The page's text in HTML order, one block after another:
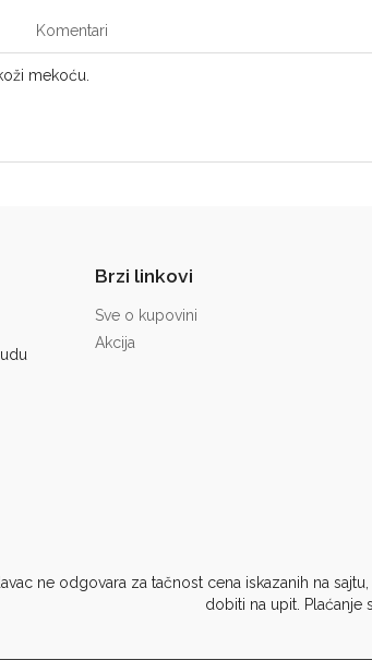
Komentari
mekoću.
Brzi linkovi
Sve o kupovini
Akcija
ne odgovara za tačnost cena iskazanih na
dobiti na upit. Plaćanje